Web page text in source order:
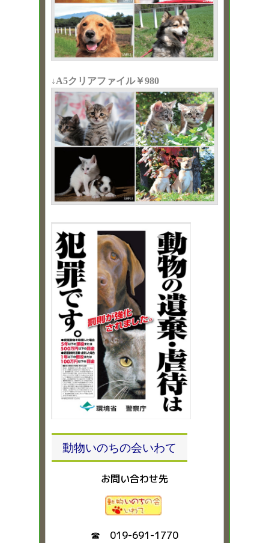
↓A5クリアファイル￥980
動物いのちの会いわて
お問い合わせ先
☎ 019-691-1770